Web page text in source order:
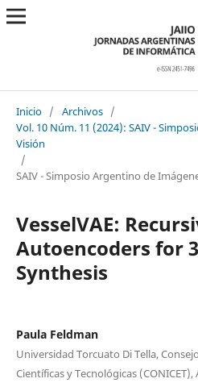
Inicio / Archivos /
Vol. 10 Núm. 11 (2024): SAIV -
Visión
/
SAIV - Simposio Argentino de
VesselVAE:
Autoencoders for
Synthesis
Paula Feldman
Universidad Torcuato Di Tella,
Científicas y Tecnológicas